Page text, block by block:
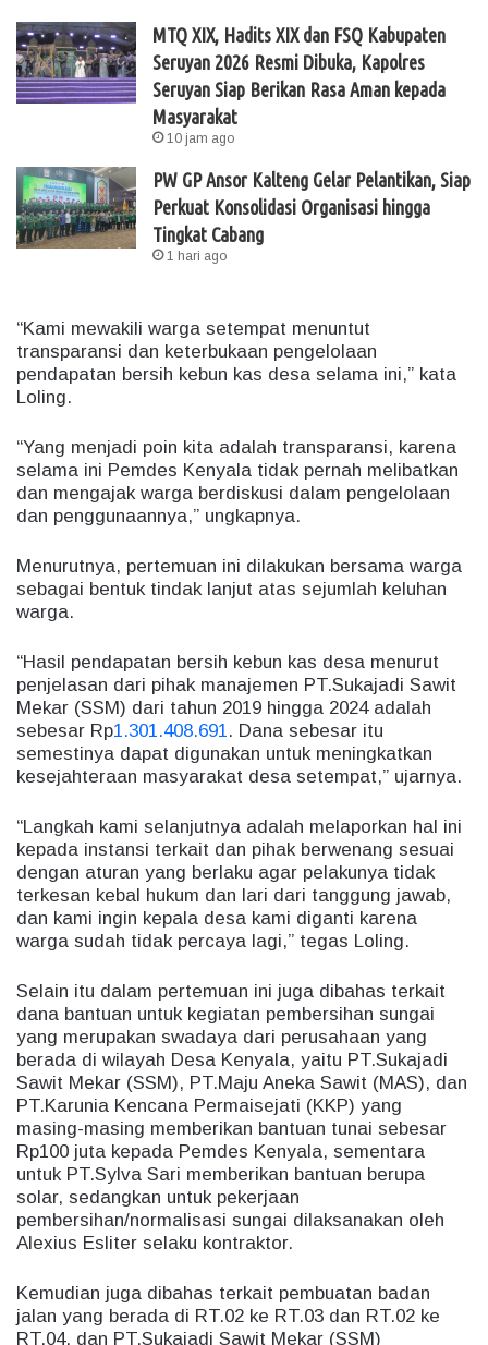
MTQ XIX, Hadits XIX dan FSQ Kabupaten
Seruyan 2026 Resmi Dibuka, Kapolres
Seruyan Siap Berikan Rasa Aman kepada
Masyarakat
10 jam ago
PW GP Ansor Kalteng Gelar Pelantikan, Siap
Perkuat Konsolidasi Organisasi hingga
Tingkat Cabang
1 hari ago
“Kami mewakili warga setempat menuntut
transparansi dan keterbukaan pengelolaan
pendapatan bersih kebun kas desa selama ini,” kata
Loling.
“Yang menjadi poin kita adalah transparansi, karena
selama ini Pemdes Kenyala tidak pernah melibatkan
dan mengajak warga berdiskusi dalam pengelolaan
dan penggunaannya,” ungkapnya.
Menurutnya, pertemuan ini dilakukan bersama warga
sebagai bentuk tindak lanjut atas sejumlah keluhan
warga.
“Hasil pendapatan bersih kebun kas desa menurut
penjelasan dari pihak manajemen PT.Sukajadi Sawit
Mekar (SSM) dari tahun 2019 hingga 2024 adalah
sebesar Rp1.301.408.691. Dana sebesar itu
semestinya dapat digunakan untuk meningkatkan
kesejahteraan masyarakat desa setempat,” ujarnya.
“Langkah kami selanjutnya adalah melaporkan hal ini
kepada instansi terkait dan pihak berwenang sesuai
dengan aturan yang berlaku agar pelakunya tidak
terkesan kebal hukum dan lari dari tanggung jawab,
dan kami ingin kepala desa kami diganti karena
warga sudah tidak percaya lagi,” tegas Loling.
Selain itu dalam pertemuan ini juga dibahas terkait
dana bantuan untuk kegiatan pembersihan sungai
yang merupakan swadaya dari perusahaan yang
berada di wilayah Desa Kenyala, yaitu PT.Sukajadi
Sawit Mekar (SSM), PT.Maju Aneka Sawit (MAS), dan
PT.Karunia Kencana Permaisejati (KKP) yang
masing-masing memberikan bantuan tunai sebesar
Rp100 juta kepada Pemdes Kenyala, sementara
untuk PT.Sylva Sari memberikan bantuan berupa
solar, sedangkan untuk pekerjaan
pembersihan/normalisasi sungai dilaksanakan oleh
Alexius Esliter selaku kontraktor.
Kemudian juga dibahas terkait pembuatan badan
jalan yang berada di RT.02 ke RT.03 dan RT.02 ke
RT.04, dan PT.Sukajadi Sawit Mekar (SSM)